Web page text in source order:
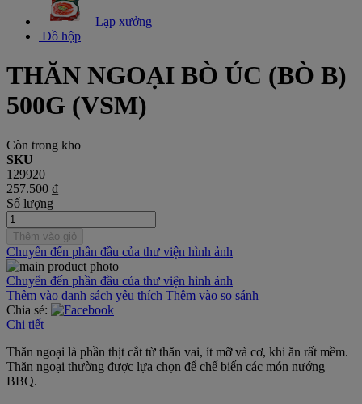
Lạp xưởng
Đồ hộp
THĂN NGOẠI BÒ ÚC (BÒ B)
500G (VSM)
Còn trong kho
SKU
129920
257.500 ₫
Số lượng
Thêm vào giỏ
Chuyển đến phần đầu của thư viện hình ảnh
Chuyển đến phần đầu của thư viện hình ảnh
Thêm vào danh sách yêu thích Thêm vào so sánh
Chia sẻ:
Chi tiết
Thăn ngoại là phần thịt cắt từ thăn vai, ít mỡ và cơ, khi ăn rất mềm.
Thăn ngoại thường được lựa chọn để chế biến các món nướng
BBQ.